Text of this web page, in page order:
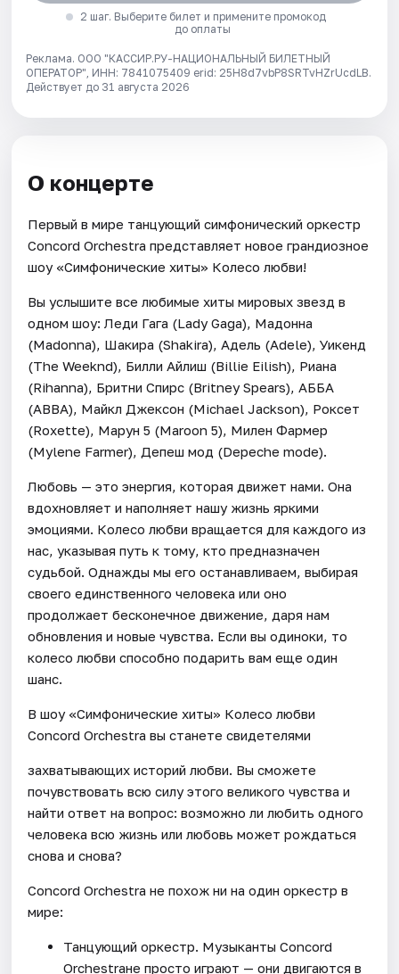
2 шаг. Выберите билет и примените промокод
до оплаты
Реклама. ООО "КАССИР.РУ-НАЦИОНАЛЬНЫЙ БИЛЕТНЫЙ
ОПЕРАТОР", ИНН: 7841075409 erid: 25H8d7vbP8SRTvHZrUcdLB.
Действует до 31 августа 2026
О концерте
Первый в мире танцующий симфонический оркестр
Concord Orchestra представляет новое грандиозное
шоу «Симфонические хиты» Колесо любви!
Вы услышите все любимые хиты мировых звезд в
одном шоу: Леди Гага (Lady Gaga), Мадонна
(Madonna), Шакира (Shakira), Адель (Adele), Уикенд
(The Weeknd), Билли Айлиш (Billie Eilish), Риана
(Rihanna), Бритни Спирс (Britney Spears), АББА
(ABBA), Майкл Джексон (Michael Jackson), Роксет
(Roxette), Марун 5 (Maroon 5), Милен Фармер
(Mylene Farmer), Депеш мод (Depeche mode).
Любовь — это энергия, которая движет нами. Она
вдохновляет и наполняет нашу жизнь яркими
эмоциями. Колесо любви вращается для каждого из
нас, указывая путь к тому, кто предназначен
судьбой. Однажды мы его останавливаем, выбирая
своего единственного человека или оно
продолжает бесконечное движение, даря нам
обновления и новые чувства. Если вы одиноки, то
колесо любви способно подарить вам еще один
шанс.
В шоу «Симфонические хиты» Колесо любви
Concord Orchestra вы станете свидетелями
захватывающих историй любви. Вы сможете
почувствовать всю силу этого великого чувства и
найти ответ на вопрос: возможно ли любить одного
человека всю жизнь или любовь может рождаться
снова и снова?
Concord Orchestra не похож ни на один оркестр в
мире:
Танцующий оркестр. Музыканты Concord
Orchestraне просто играют — они двигаются в